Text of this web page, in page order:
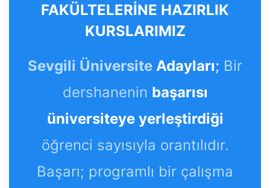
FAKÜLTELERİNE HAZIRLIK
KURSLARIMIZ
Sevgili Üniversite Adayları; Bir
dershanenin başarısı
üniversiteye yerleştirdiği
öğrenci sayısıyla orantılıdır.
Başarı; programlı bir çalışma